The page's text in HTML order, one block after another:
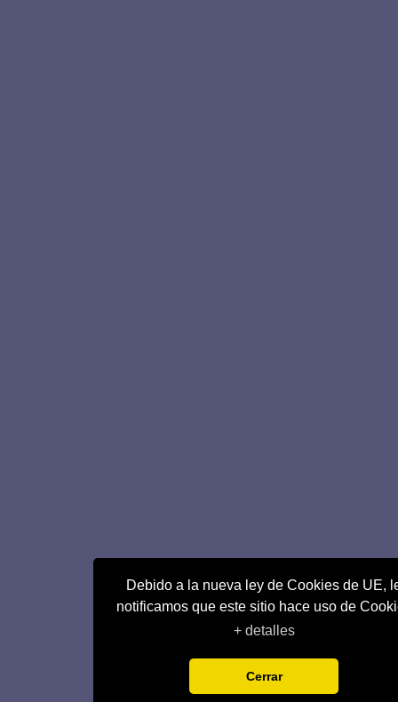
Debido a la nueva ley de Cookies de UE,
notificamos que este sitio hace uso de
+ detalles
Cerrar